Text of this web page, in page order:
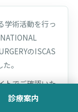
学術活動を行っ
のISCAS
。
トでご確認いた
診療案内